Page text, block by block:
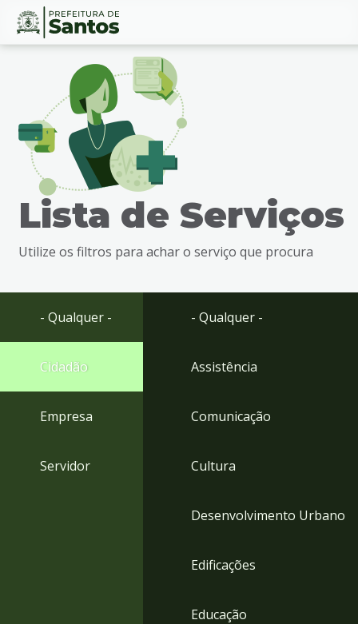
Ir
busca
Ir
rodapé
Conteúdo
Lista de Serviços
Utilize os filtros para achar o serviço que procura
- Qualquer -
Cidadão
Empresa
Servidor
- Qualquer -
Assistência
Comunicação
Cultura
Desenvolvimento Urbano
Edificações
Educação